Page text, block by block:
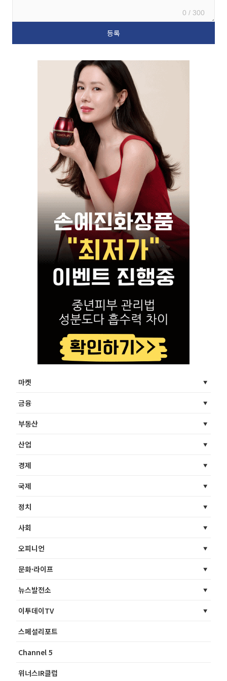
0 / 300
마켓
금융
부동산
산업
경제
국제
정치
사회
오피니언
문화·라이프
뉴스발전소
이투데이TV
스페셜리포트
Channel 5
위너스IR클럽